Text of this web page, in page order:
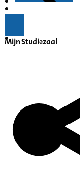
Inventaris
Mijn Studiezaal